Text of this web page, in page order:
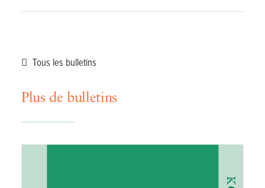
Tous les bulletins
Plus de bulletins